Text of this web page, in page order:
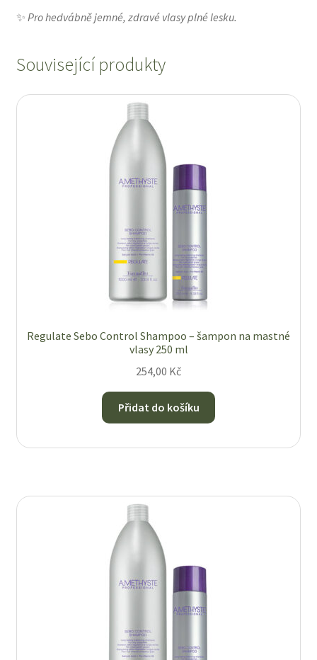
✨ Pro hedvábně jemné, zdravé vlasy plné lesku.
Související produkty
Regulate Sebo Control Shampoo – šampon na mastné
vlasy 250 ml
254,00 Kč
Přidat do košíku